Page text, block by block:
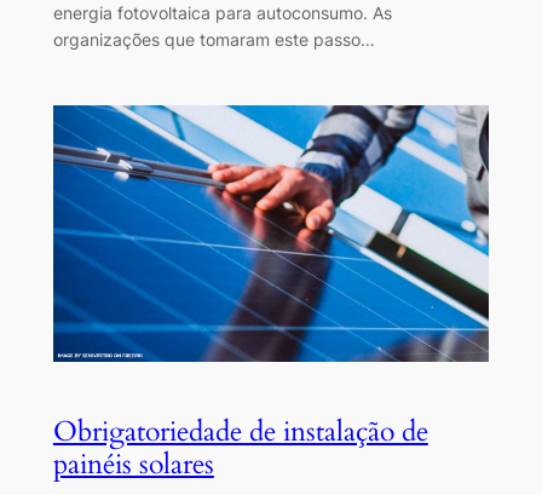
energia fotovoltaica para autoconsumo. As
organizações que tomaram este passo…
Obrigatoriedade de instalação de
painéis solares